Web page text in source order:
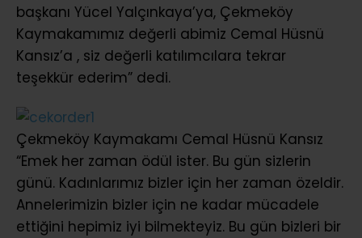
başkanı Yücel Yalçınkaya’ya, Çekmeköy
Kaymakamımız değerli abimiz Cemal Hüsnü
Kansız’a , siz değerli katılımcılara tekrar
teşekkür ederim” dedi.
Çekmeköy Kaymakamı Cemal Hüsnü Kansız
“Emek her zaman ödül ister. Bu gün sizlerin
günü. Kadınlarımız bizler için her zaman özeldir.
Annelerimizin bizler için ne kadar mücadele
ettiğini hepimiz iyi bilmekteyiz. Bu gün bizleri bir